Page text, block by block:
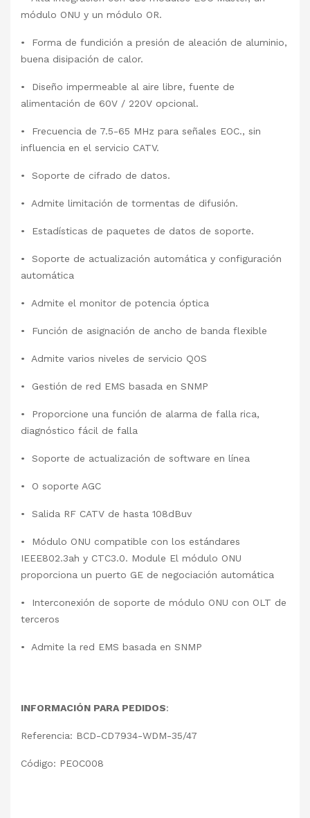
módulo ONU y un módulo OR.
• Forma de fundición a presión de aleación de aluminio,
buena disipación de calor.
• Diseño impermeable al aire libre, fuente de
alimentación de 60V / 220V opcional.
• Frecuencia de 7.5-65 MHz para señales EOC., sin
influencia en el servicio CATV.
• Soporte de cifrado de datos.
• Admite limitación de tormentas de difusión.
• Estadísticas de paquetes de datos de soporte.
• Soporte de actualización automática y configuración
automática
• Admite el monitor de potencia óptica
• Función de asignación de ancho de banda flexible
• Admite varios niveles de servicio QOS
• Gestión de red EMS basada en SNMP
• Proporcione una función de alarma de falla rica,
diagnóstico fácil de falla
• Soporte de actualización de software en línea
• O soporte AGC
• Salida RF CATV de hasta 108dBuv
• Módulo ONU compatible con los estándares
IEEE802.3ah y CTC3.0. Module El módulo ONU
proporciona un puerto GE de negociación automática
• Interconexión de soporte de módulo ONU con OLT de
terceros
• Admite la red EMS basada en SNMP
INFORMACIÓN PARA PEDIDOS:
Referencia: BCD-CD7934-WDM-35/47
Código: PEOC008